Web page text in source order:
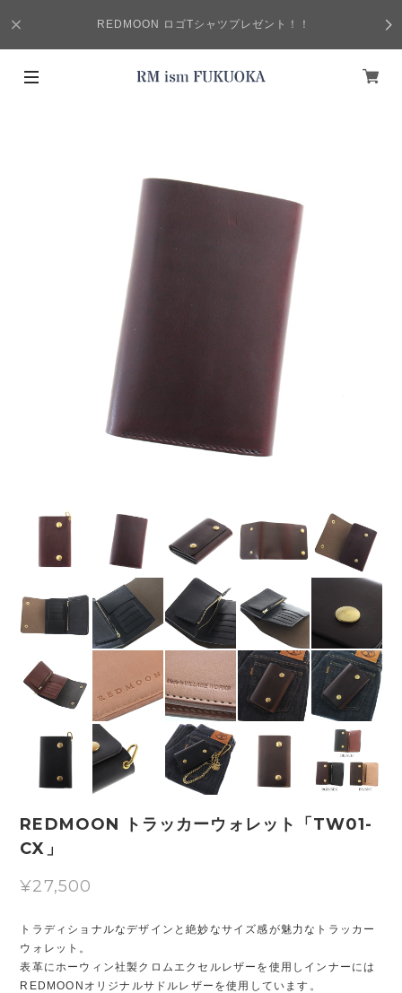
REDMOON ロゴTシャツプレゼント！！
REDMOON トラッカーウォレット「TW01-
CX」
¥27,500
トラディショナルなデザインと絶妙なサイズ感が魅力なトラッカー
ウォレット。
表革にホーウィン社製クロムエクセルレザーを使用しインナーには
REDMOONオリジナルサドルレザーを使用しています。